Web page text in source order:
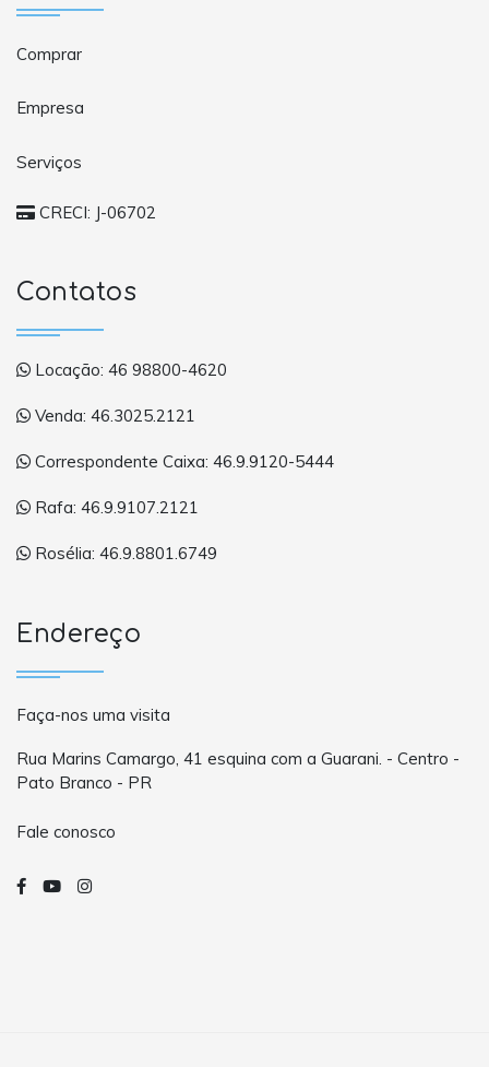
Comprar
Empresa
Serviços
CRECI: J-06702
Contatos
Locação: 46 98800-4620
Venda: 46.3025.2121
Correspondente Caixa: 46.9.9120-5444
Rafa: 46.9.9107.2121
Rosélia: 46.9.8801.6749
Endereço
Faça-nos uma visita
Rua Marins Camargo, 41 esquina com a Guarani. - Centro -
Pato Branco - PR
Fale conosco